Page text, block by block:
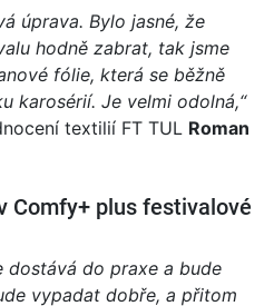
úprava. Bylo jasné, že
hodně zabrat, tak jsme
fólie, která se běžně
karosérií. Je velmi odolná,“
textilií FT TUL Roman
Comfy+ plus festivalové
dostává do praxe a bude
vypadat dobře, a přitom